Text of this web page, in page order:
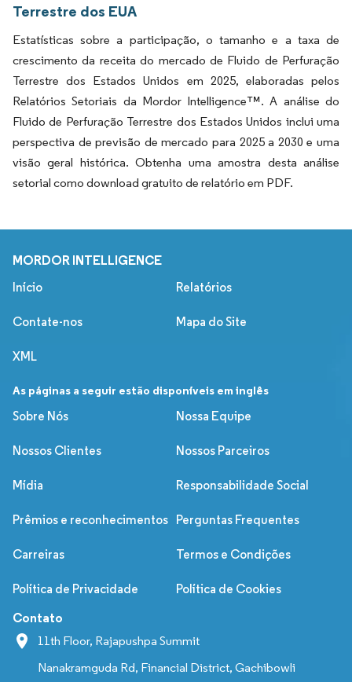
Terrestre dos EUA
Estatísticas sobre a participação, o tamanho e a taxa de
crescimento da receita do mercado de Fluido de Perfuração
Terrestre dos Estados Unidos em 2025, elaboradas pelos
Relatórios Setoriais da Mordor Intelligence™. A análise do
Fluido de Perfuração Terrestre dos Estados Unidos inclui uma
perspectiva de previsão de mercado para 2025 a 2030 e uma
visão geral histórica. Obtenha uma amostra desta análise
setorial como download gratuito de relatório em PDF.
MORDOR INTELLIGENCE
Início Relatórios
Contate-nos Mapa do Site
XML
As páginas a seguir estão disponíveis em inglês
Sobre Nós
Nossa Equipe
Nossos Clientes Nossos Parceiros
Mídia Responsabilidade Social
Prêmios e reconhecimentos Perguntas Frequentes
Carreiras Termos e Condições
Política de Privacidade Política de Cookies
Contato
11th Floor, Rajapushpa Summit
Nanakramguda Rd, Financial District, Gachibowli